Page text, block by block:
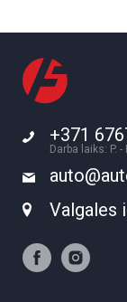
+371
Darba laiks: P.
Valgales